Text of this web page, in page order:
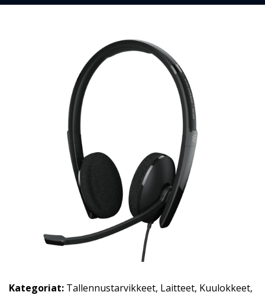
Kategoriat: Tallennustarvikkeet, Laitteet, Kuulokkeet,